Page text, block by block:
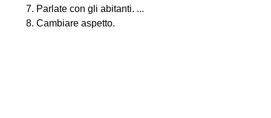
Parlate con gli abitanti. ...
Cambiare aspetto.